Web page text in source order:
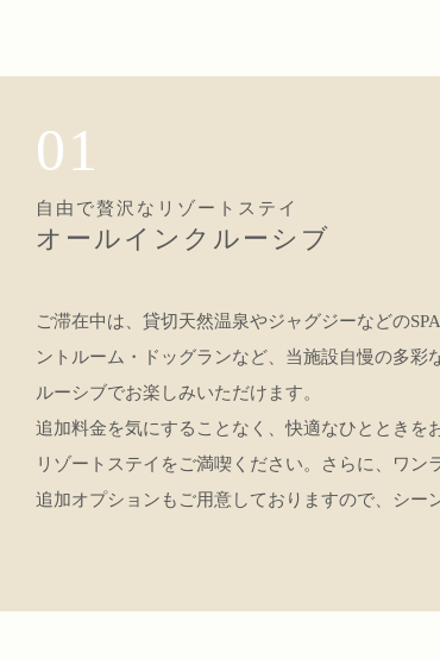
01
自由で贅沢なリゾートステイ
オールインクルーシブ
ご滞在中は、貸切天然温泉やジャグジーなどの
ントルーム・ドッグランなど、当施設自慢の多彩
ルーシブでお楽しみいただけます。
追加料金を気にすることなく、快適なひとときを
リゾートステイをご満喫ください。さらに、ワン
追加オプションもご用意しておりますので、シー